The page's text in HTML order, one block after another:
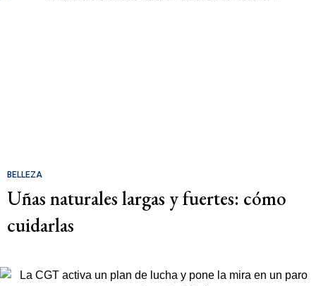
BELLEZA
Uñas naturales largas y fuertes: cómo
cuidarlas